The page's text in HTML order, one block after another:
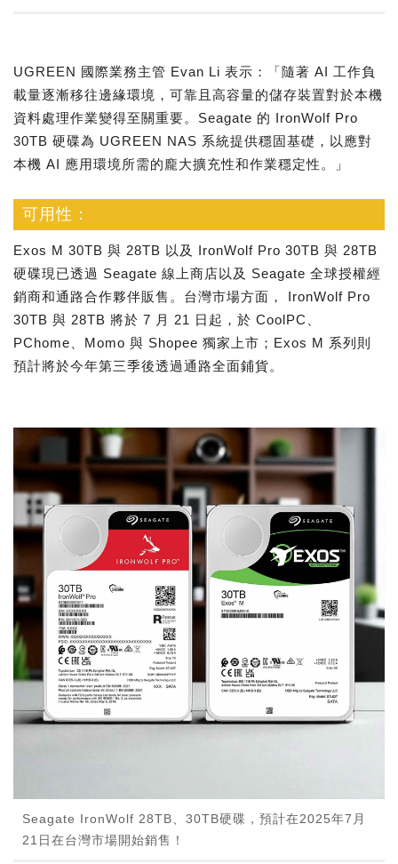
UGREEN 國際業務主管 Evan Li 表示：「隨著 AI 工作負
載量逐漸移往邊緣環境，可靠且高容量的儲存裝置對於本機
資料處理作業變得至關重要。Seagate 的 IronWolf Pro
30TB 硬碟為 UGREEN NAS 系統提供穩固基礎，以應對
本機 AI 應用環境所需的龐大擴充性和作業穩定性。」
可用性：
Exos M 30TB 與 28TB 以及 IronWolf Pro 30TB 與 28TB
硬碟現已透過 Seagate 線上商店以及 Seagate 全球授權經
銷商和通路合作夥伴販售。台灣市場方面， IronWolf Pro
30TB 與 28TB 將於 7 月 21 日起，於 CoolPC、
PChome、Momo 與 Shopee 獨家上市；Exos M 系列則
預計將於今年第三季後透過通路全面鋪貨。
Seagate IronWolf 28TB、30TB硬碟，預計在2025年7月
21日在台灣市場開始銷售！